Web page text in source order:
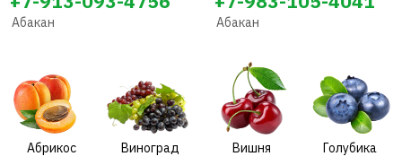
Груша Декоративные
растения
Жимолость Земляника
(Клубника)